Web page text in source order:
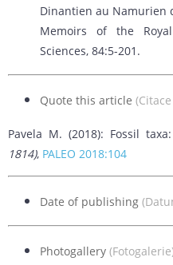
Dinantien au Namurien
Memoirs of the
Sciences, 84:5-201.
Quote this article
Pavela M. (2018): Fossil
1814), PALEO 2018:104
Date of publishing
Photogallery